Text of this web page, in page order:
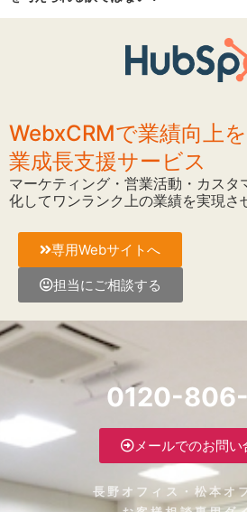
WebxCRMで業績向上
業成長支援サービス
マーケティング・営業活動・カスタ
化してワンランク上の業績を実現さ
専用Webサイトへ
担当にご相談する
0120-
メールでのお問い
長野オフィス・松本オ